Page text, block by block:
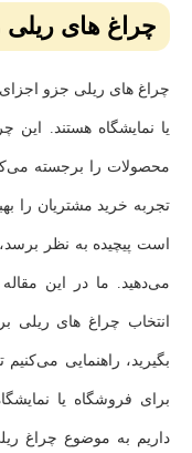
چراغ های
چراغ‌ های ریلی جزو
یا نمایشگاه هستند. این
محصولات را برجسته
تجربه خرید مشتریان را
است پیچیده به نظر برسد،
می‌دهید. ما در این
انتخاب چراغ‌ های ریلی
بگیرید، راهنمایی می‌کنیم
برای فروشگاه یا
داریم به موضوع چراغ